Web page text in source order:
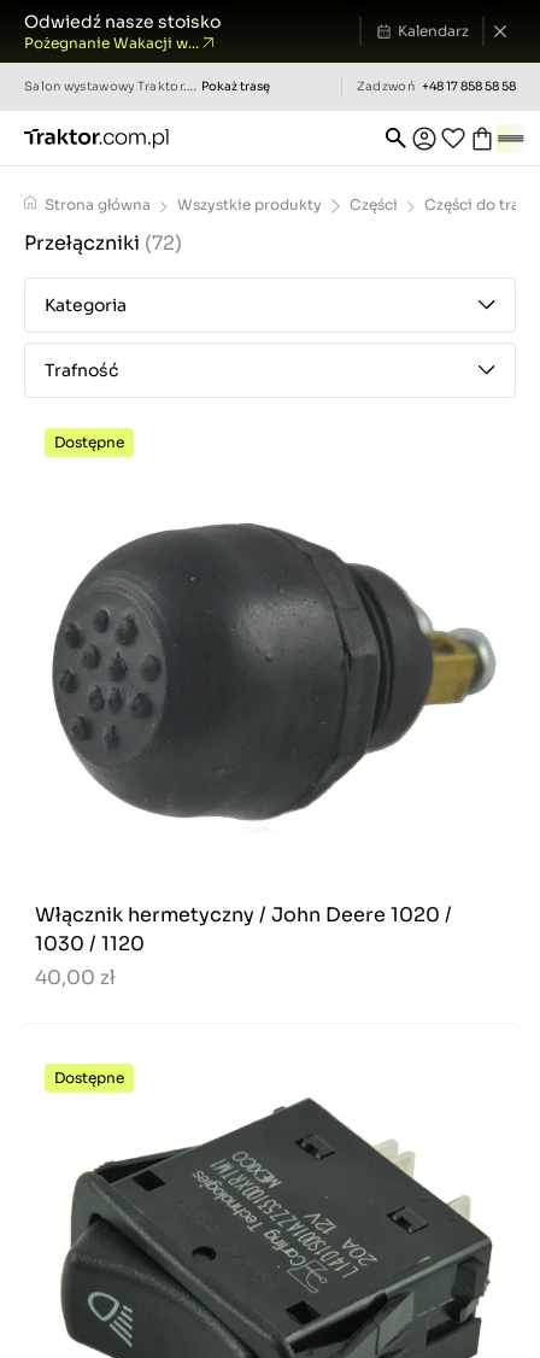
Odwiedź nasze stoisko
Pożegnanie Wakacji w...
Kalendarz
Salon wystawowy Traktor.com.pl Pokaż trasę Zadzwoń +48 17 858 58 58
Strona główna Wszystkie produkty Części Części do
Przełączniki (72)
Kategoria
Trafność
Dostępne
Włącznik hermetyczny / John Deere 1020 /
1030 / 1120
40,00 zł
Dostępne